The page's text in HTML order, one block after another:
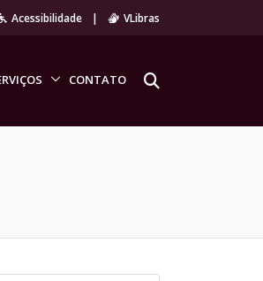
Acessibilidade | VLibras
CONTATO